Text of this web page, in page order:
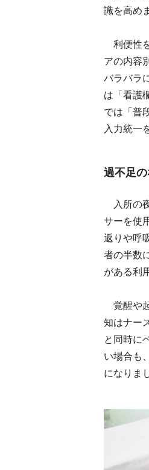
識を高め
利便性
アの内容
バラバラ
は「看護
では「普
入力統一
過不足
入所の
サーを使
返りや呼
者の半数
がある利
覚醒や
知はナー
と同時に
い場合も
になりま